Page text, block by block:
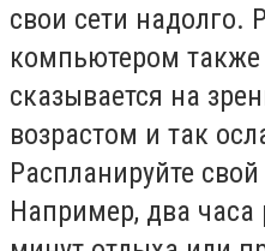
свои сети надолго.
компьютером также
сказывается на
возрастом и так
Распланируйте
Например, два часа